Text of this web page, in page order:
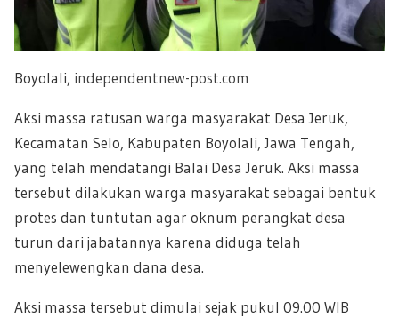
Boyolali, independentnew-post.com
Aksi massa ratusan warga masyarakat Desa Jeruk,
Kecamatan Selo, Kabupaten Boyolali, Jawa Tengah,
yang telah mendatangi Balai Desa Jeruk. Aksi massa
tersebut dilakukan warga masyarakat sebagai bentuk
protes dan tuntutan agar oknum perangkat desa
turun dari jabatannya karena diduga telah
menyelewengkan dana desa.
Aksi massa tersebut dimulai sejak pukul 09.00 WIB